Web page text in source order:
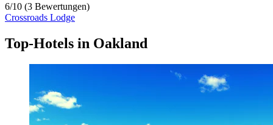
6/10 (3 Bewertungen)
Crossroads Lodge
Top-Hotels in Oakland